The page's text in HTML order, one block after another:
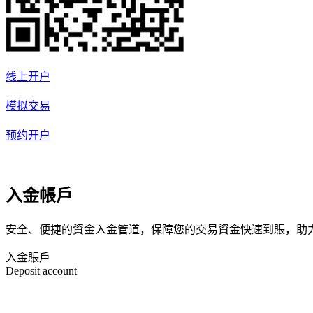
线上开户
模拟交易
预约开户
入金帳戶
安全、便捷的資金入金管道，保障您的交易資金快速到賬，助
入金賬戶
Deposit account